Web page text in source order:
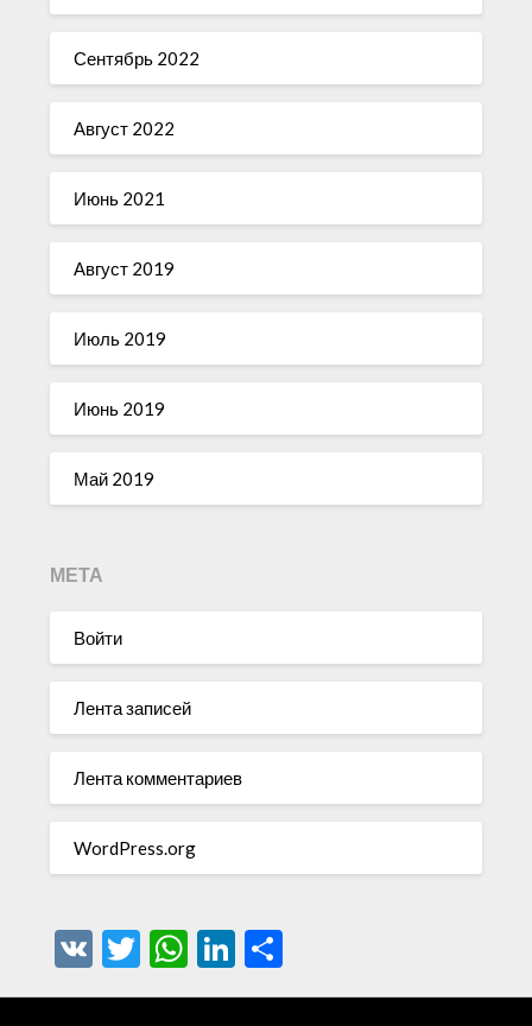
Сентябрь 2022
Август 2022
Июнь 2021
Август 2019
Июль 2019
Июнь 2019
Май 2019
МЕТА
Войти
Лента записей
Лента комментариев
WordPress.org
VK Twitter
WhatsApp
LinkedIn